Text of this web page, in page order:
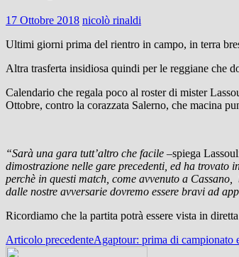
17 Ottobre 2018 nicolò rinaldi
Ultimi giorni prima del rientro in campo, in terra
Altra trasferta insidiosa quindi per le reggiane che
Calendario che regala poco al roster di mister
Ottobre, contro la corazzata Salerno, che macina
“Sarà una gara tutt’altro che facile –spiega
dimostrazione nelle gare precedenti, ed ha
perchè in questi match, come avvenuto a
dalle nostre avversarie dovremo essere bravi ad
Ricordiamo che la partita potrà essere vista in
Navigazione
Articolo precedenteAgaptour: prima di campionato